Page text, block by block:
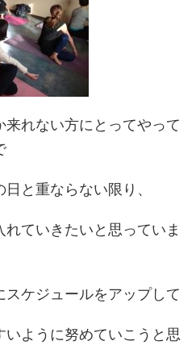
れない方にとってやって
と重ならない限り、
ていきたいと思っていま
ケジュールをアップして
ように努めていこうと思